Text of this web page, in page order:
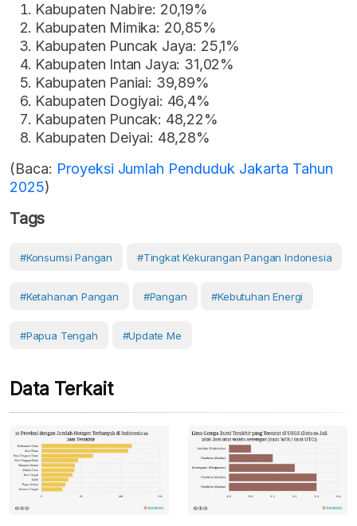
Kabupaten Nabire: 20,19%
Kabupaten Mimika: 20,85%
Kabupaten Puncak Jaya: 25,1%
Kabupaten Intan Jaya: 31,02%
Kabupaten Paniai: 39,89%
Kabupaten Dogiyai: 46,4%
Kabupaten Puncak: 48,22%
Kabupaten Deiyai: 48,28%
(Baca: Proyeksi Jumlah Penduduk Jakarta Tahun
2025)
Tags
#konsumsi Pangan #Tingkat Kekurangan Pangan Indonesia
#Ketahanan Pangan #Pangan #Kebutuhan Energi
#Papua Tengah #Update Me
Data Terkait